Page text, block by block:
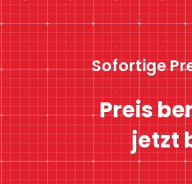
Sofortige
Preis
jetzt